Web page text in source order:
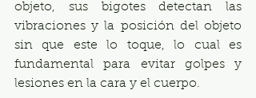
objeto, sus bigotes detectan las
vibraciones y la posición del objeto
sin que este lo toque, lo cual es
fundamental para evitar golpes y
lesiones en la cara y el cuerpo.